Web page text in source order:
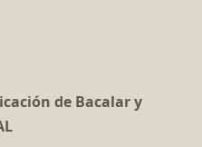
de Bacalar y